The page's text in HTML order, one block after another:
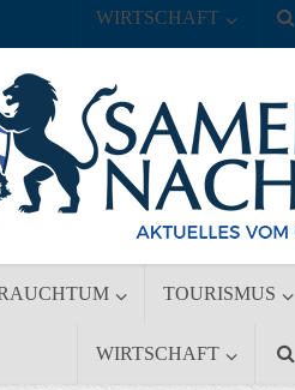
TOURISMUS
WIRTSCHAFT
WIRTSCHAFT